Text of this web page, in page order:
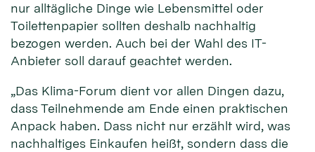
nur alltägliche Dinge wie Lebensmittel oder
Toilettenpapier sollten deshalb nachhaltig
bezogen werden. Auch bei der Wahl des IT-
Anbieter soll darauf geachtet werden.
„Das Klima-Forum dient vor allen Dingen dazu,
dass Teilnehmende am Ende einen praktischen
Anpack haben. Dass nicht nur erzählt wird, was
nachhaltiges Einkaufen heißt, sondern dass die